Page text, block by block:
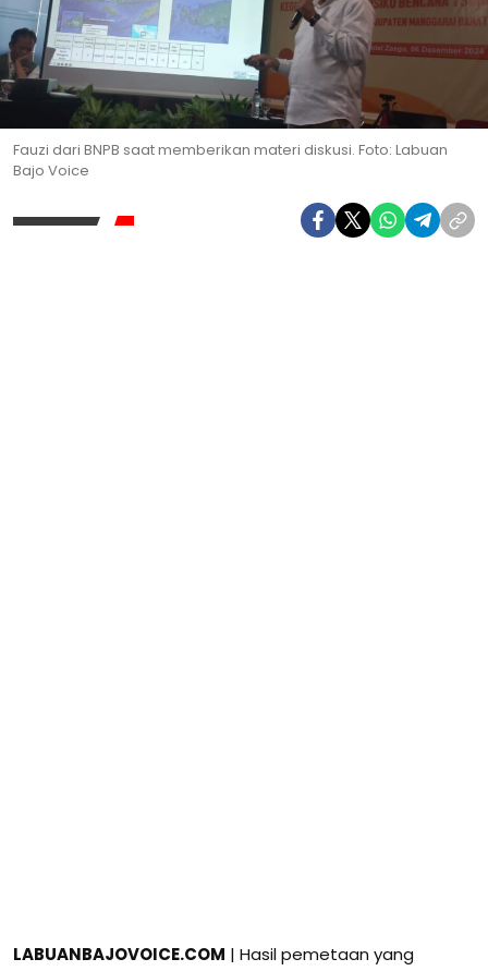
Fauzi dari BNPB saat memberikan materi diskusi. Foto: Labuan
Bajo Voice
LABUANBAJOVOICE.COM | Hasil pemetaan yang